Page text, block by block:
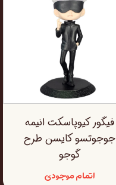
فیگور کیوپاسکت انیمه
جوجوتسو کایسن طرح
گوجو
اتمام موجودی